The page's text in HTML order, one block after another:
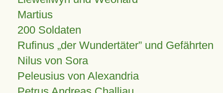
Martius
200 Soldaten
Rufinus „der Wundertäter” und Gefährten
Nilus von Sora
Peleusius von Alexandria